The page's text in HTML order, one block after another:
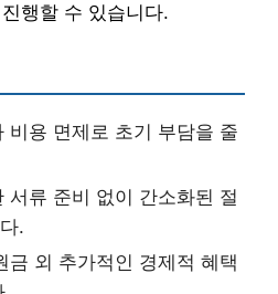
행할 수 있습니다.
비용 면제로 초기 부담을 줄
서류 준비 없이 간소화된 절
.
금 외 추가적인 경제적 혜택